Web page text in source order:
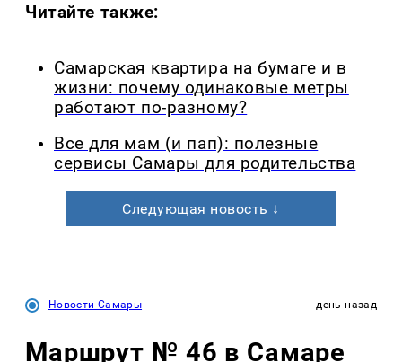
Читайте также:
Самарская квартира на бумаге и в
жизни: почему одинаковые метры
работают по-разному?
Все для мам (и пап): полезные
сервисы Самары для родительства
Следующая новость ↓
Новости Самары день назад
Маршрут № 46 в Самаре